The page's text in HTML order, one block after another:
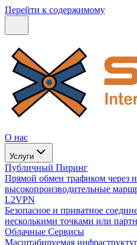
Перейти к содержимому
О нас
Услуги
Публичный Пиринг
Прямой обмен трафиком через
высокопроизводительные
L2VPN
Безопасное и приватное
несколькими точками или
Облачные Сервисы
Масштабируемая